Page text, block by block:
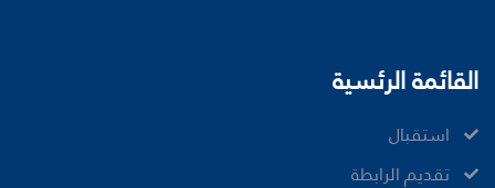
القائمة الرئسية
ﺍﺳﺘﻘﺒﺎﻝ
ﺗﻘﺪﻳﻢ ﺍﻟﺮﺍﺑﻄﺔ